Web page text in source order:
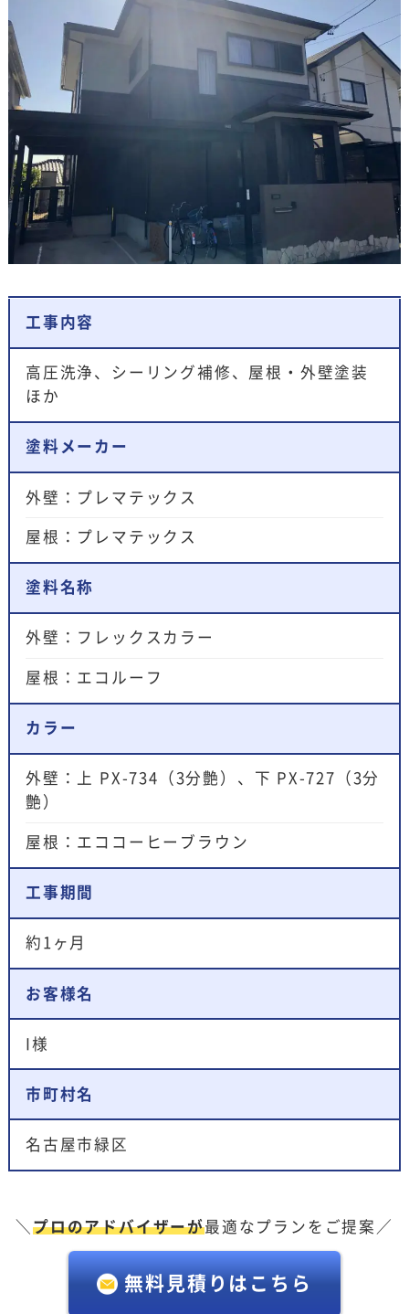
工事内容
高圧洗浄、シーリング補修、屋根・外壁塗装
ほか
塗料メーカー
外壁：プレマテックス
屋根：プレマテックス
塗料名称
外壁：フレックスカラー
屋根：エコルーフ
カラー
外壁：上 PX-734（3分艶）、下 PX-727（3分
艶）
屋根：エココーヒーブラウン
工事期間
約1ヶ月
お客様名
I様
市町村名
名古屋市緑区
＼プロのアドバイザーが最適なプランをご提案／
無料見積りはこちら